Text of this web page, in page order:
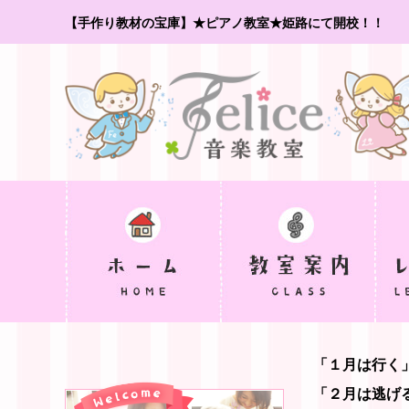
【手作り教材の宝庫】★ピアノ教室★姫路にて開校！！
「１月は行く
「２月は逃げ